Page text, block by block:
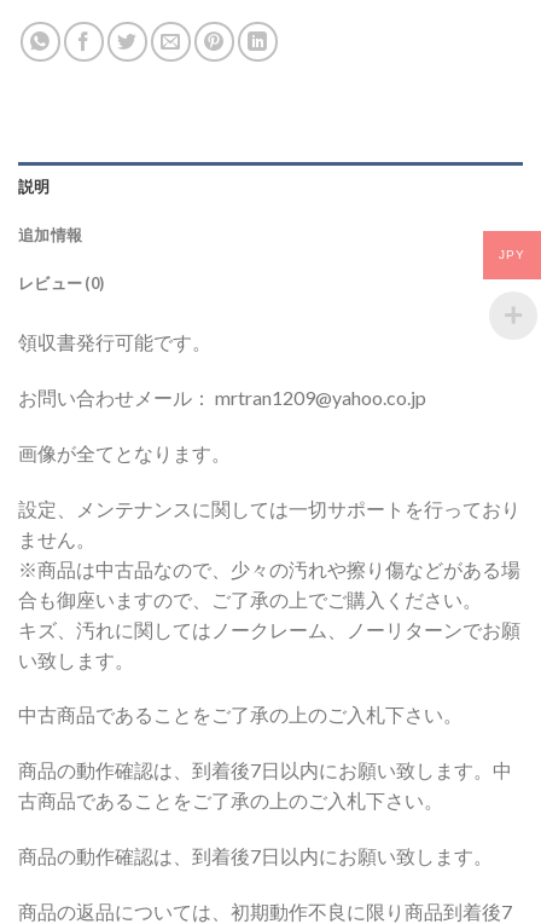
説明
追加情報
レビュー (0)
領収書発行可能です。
お問い合わせメール： mrtran1209@yahoo.co.jp
画像が全てとなります。
設定、メンテナンスに関しては一切サポートを行っており
ません。
※商品は中古品なので、少々の汚れや擦り傷などがある場
合も御座いますので、ご了承の上でご購入ください。
キズ、汚れに関してはノークレーム、ノーリターンでお願
い致します。
中古商品であることをご了承の上のご入札下さい。
商品の動作確認は、到着後7日以内にお願い致します。中
古商品であることをご了承の上のご入札下さい。
商品の動作確認は、到着後7日以内にお願い致します。
商品の返品については、初期動作不良に限り商品到着後7
JPY